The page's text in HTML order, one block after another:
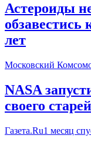
Астероиды
лет
Московский
NASA
своего
Газета.Ru1 месяц